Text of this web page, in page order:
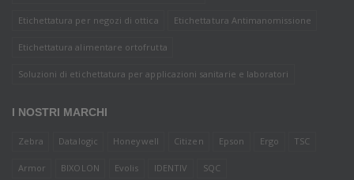
Etichettatura per negozi di ottica Etichettatura Antimanomissione
Etichettatura alimentare ortofrutta
Soluzioni di etichettatura per applicazioni sanitarie e laboratori
I NOSTRI MARCHI
Zebra Datalogic Honeywell Citizen Epson Ergo TSC
Armor BIXOLON Evolis IDENTIV SQC